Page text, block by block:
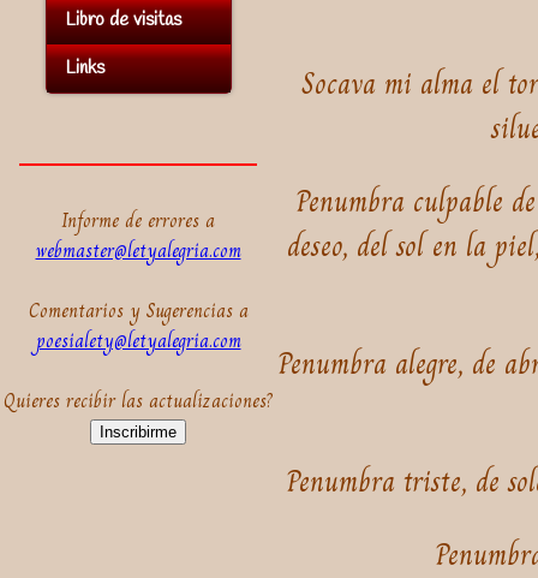
Libro de visitas
Links
Informe de errores a
webmaster@letyalegria.com
Comentarios y Sugerencias a
poesialety@letyalegria.com
Quieres recibir las actualizaciones?
Inscribirme
Socava mi alma el
Penumbra culpable
deseo, del sol en la
Penumbra alegre, de
Penumbra triste, de